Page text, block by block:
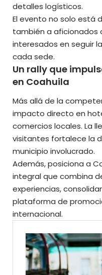
detalles logísticos.
El evento no solo está
también a aficionados
interesados en seguir
cada sede.
Un rally que
en Coahuila
Más allá de la
impacto directo en
comercios locales. La
visitantes fortalece la
municipio involucrado.
Además, posiciona a
integral que combina
experiencias,
plataforma de
internacional.